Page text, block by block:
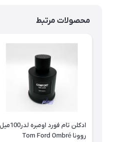
محصولات مرتبط
ادکلن تام فورد اومبره لدر100میل
روونا Tom Ford Ombré